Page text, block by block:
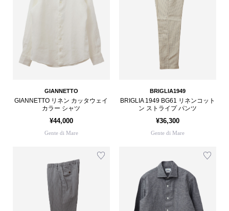
GIANNETTO
GIANNETTO リネン カッタウェイ
カラー シャツ
¥44,000
Gente di Mare
BRIGLIA1949
BRIGLIA 1949 BG61 リネンコット
ン ストライプ パンツ
¥36,300
Gente di Mare